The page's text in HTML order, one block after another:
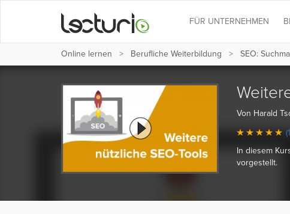
FÜR UNTERNEHMEN
Online lernen Berufliche Weiterbildung SEO:
Von Harald
In diesem
vorgestellt.